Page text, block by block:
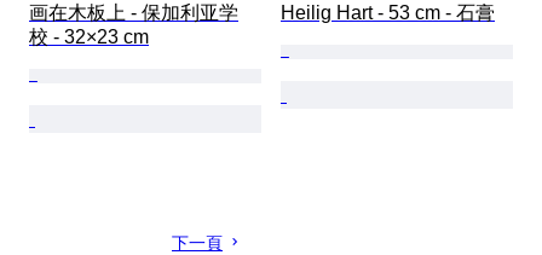
画在木板上 - 保加利亚学
校 - 32×23 cm
Heilig Hart - 53 cm - 石膏
下一頁